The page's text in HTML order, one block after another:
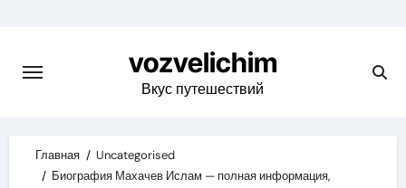
content
vozvelichim
Вкус путешествий
Главная
Uncategorised
Биография Махачев Ислам — полная информация,